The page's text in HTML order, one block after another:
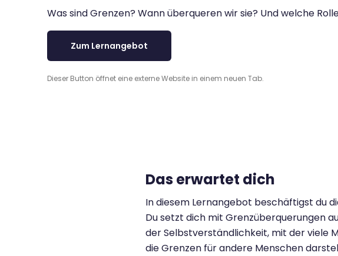
Was sind Grenzen? Wann überqueren wir sie? Und welche
Zum Lernangebot
Dieser Button öffnet eine externe Website in einem neuen Tab.
Das erwartet dich
In diesem Lernangebot beschäftigst du
Du setzt dich mit Grenzüberquerungen
der Selbstverständlichkeit, mit der viele
die Grenzen für andere Menschen